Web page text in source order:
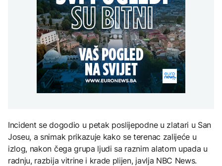
ambasador SAD u BiH
AKTUELNO
U institucije BiH stigao
agreman: Ronald
Johnson bi uskoro
trebao postati novi
ambasador SAD u BiH
AKTUELNO
Objavljeni novi detalji
sudara vozova:
Povrijeđeno 25 osoba
Netanyahu odbacio
Trumpov plan za Gazu i
poručio da "nema
povlačenja"
AKTUELNO
Italijanski obavještajni
podaci: Seuta postaje
centar za radikalizaciju i
sve stiže za besplatne i
plaćene naloge
ZANIMLJIVOSTI
"Čudovište iz dva
okeana": Super El Ninjo
prijeti sušama,
poplavama i glađu širom
KULTURA
U ponedjeljak počinje
prodaja ulaznica za 32.
Sarajevo Film Festival
Incident se dogodio u petak poslijepodne u zlatari u San
Joseu, a snimak prikazuje kako se terenac zalijeće u
izlog, nakon čega grupa ljudi sa raznim alatom upada u
radnju, razbija vitrine i krade plijen, javlja NBC News.